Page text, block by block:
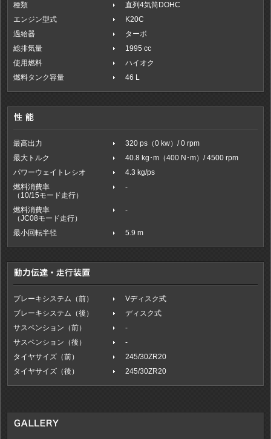
最高出力
320 ps（0 kw）/ 0 rpm
最大トルク
40.8 kg･m（400 N･m）/ 4500 rpm
パワーウェイトレシオ
4.3 kg/ps
燃料消費率
（10/15モード走行）
-
燃料消費率
（JC08モード走行）
-
最小回転半径 5.9 m
種類
直列4気筒DOHC
エンジン型式
K20C
過給器
ターボ
総排気量
1995 cc
使用燃料
ハイオク
燃料タンク容量
46 L
ブレーキシステム（前）
Vディスク式
ブレーキシステム（後）
ディスク式
サスペンション（前）
-
サスペンション（後）
-
タイヤサイズ（前）
245/30ZR20
タイヤサイズ（後）
245/30ZR20